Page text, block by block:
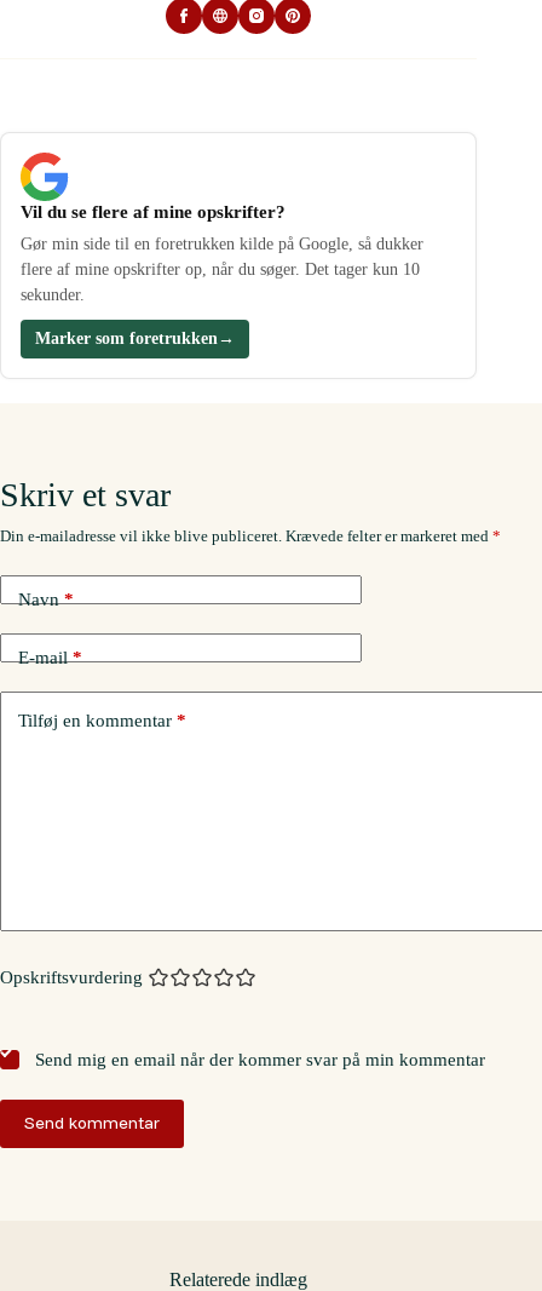
Vil du se flere af mine opskrifter?
Gør min side til en foretrukken kilde på Google, så dukker
flere af mine opskrifter op, når du søger. Det tager kun 10
sekunder.
Marker som foretrukken →
Skriv et svar
Din e-mailadresse vil ikke blive publiceret. Krævede felter er markeret med *
Navn*
E-mail*
Tilføj en kommentar *
Opskriftsvurdering
Send mig en email når der kommer svar på min kommentar
Send kommentar
Relaterede indlæg